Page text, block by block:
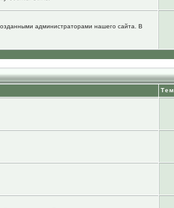
администраторами нашего сайта. В
Тем